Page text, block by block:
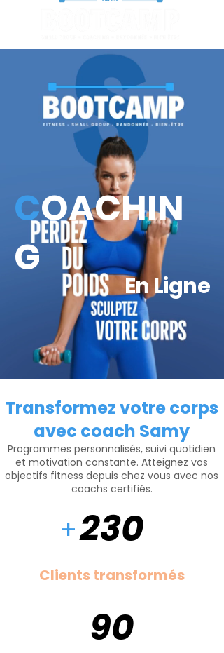
COACHIN
G
En Ligne
Transformez votre corps
avec coach Samy
Programmes personnalisés, suivi quotidien
et motivation constante. Atteignez vos
objectifs fitness depuis chez vous avec nos
coachs certifiés.
+230
Clients transformés
90